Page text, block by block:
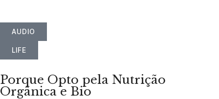
AUDIO
LIFE
Porque Opto pela Nutrição
Orgânica e Bio